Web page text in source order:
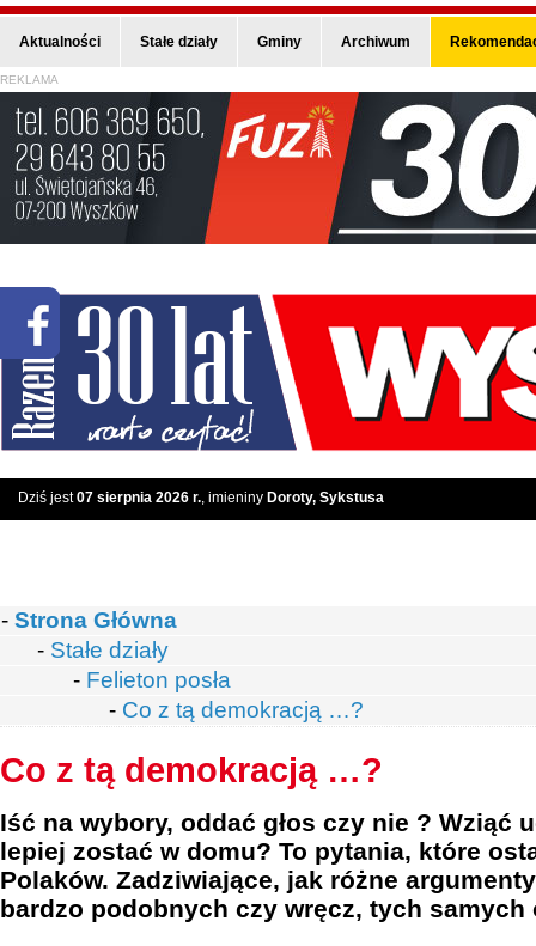
Aktualności Stałe działy Gminy Archiwum
REKLAMA
Dziś jest07 sierpnia 2026 r., imieniny Doroty, Sykstusa
- Strona Główna
- Stałe działy
- Felieton posła
- Co z tą demokracją …?
Co z tą demokracją …?
Iść na wybory, oddać głos czy nie ? Wziąć
lepiej zostać w domu? To pytania, które
Polaków. Zadziwiające, jak różne
bardzo podobnych czy wręcz, tych samych